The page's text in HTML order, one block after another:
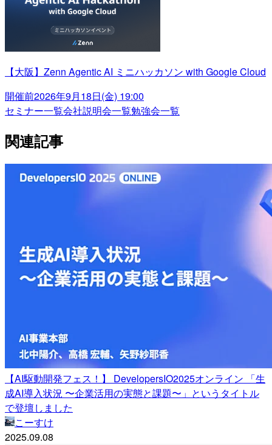
【大阪】Zenn Agentic AI ミニハッカソン with Google Cloud
開催前2026年9月18日(金) 19:00
セミナー一覧会社説明会一覧勉強会一覧
関連記事
【AI駆動開発フェス！】 DevelopersIO2025オンライン 「生
成AI導入状況 〜企業活用の実態と課題〜」というタイトル
で登壇しました
こーすけ
2025.09.08